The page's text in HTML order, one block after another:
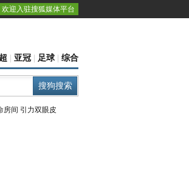
欢迎入驻搜狐媒体平台
亚冠 足球 综合
房间 引力双眼皮